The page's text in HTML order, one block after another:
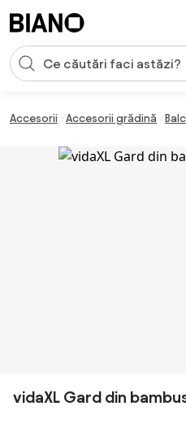
Introducerea căutării
Accesorii Accesorii grădină
vidaXL Gard din